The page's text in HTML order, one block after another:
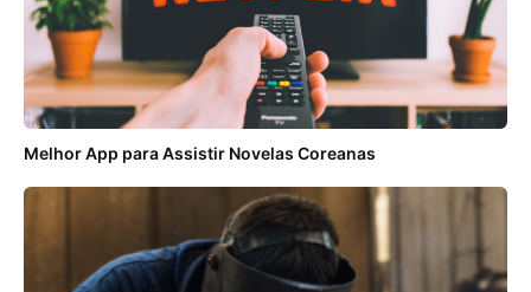
Melhor App para Assistir Novelas Coreanas